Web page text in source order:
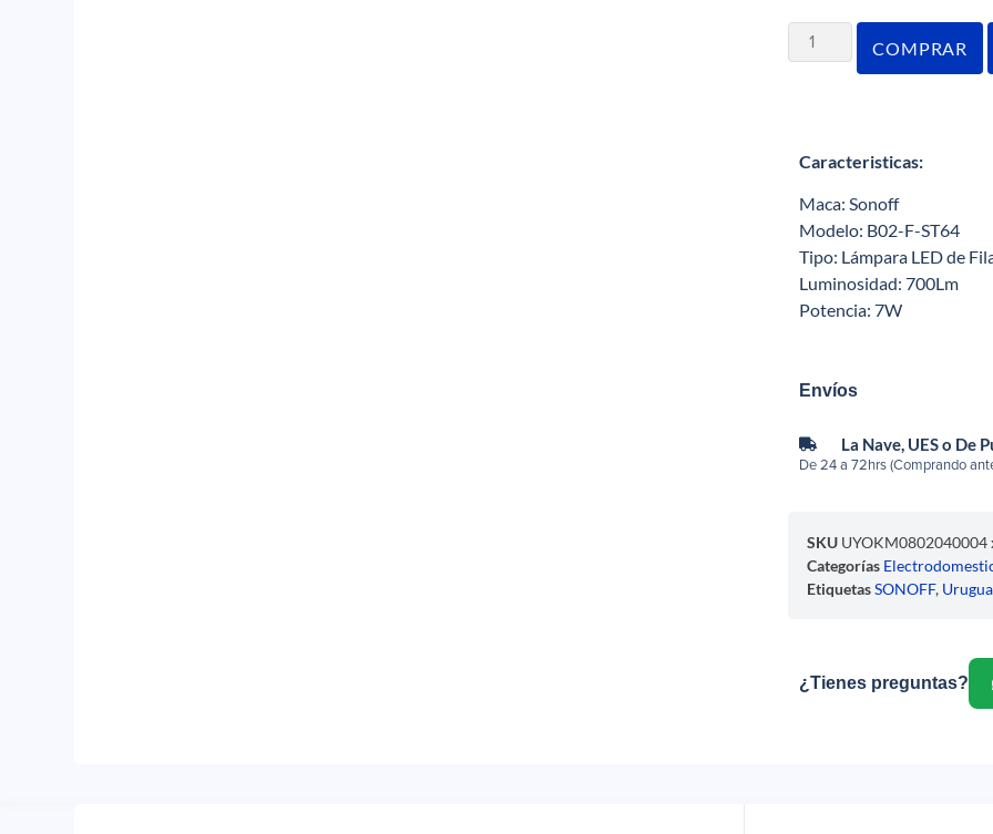
COMPRAR
Caracteristicas:
Maca: Sonoff
Modelo: B02-F-ST64
Tipo: Lámpara LED de
Luminosidad: 700Lm
Potencia: 7W
Envíos
La Nave, UES o De
De 24 a 72hrs (Comprando
SKU UYOKM0802040004
Categorías
EtiquetasSONOFF,
¿Tienes preguntas?